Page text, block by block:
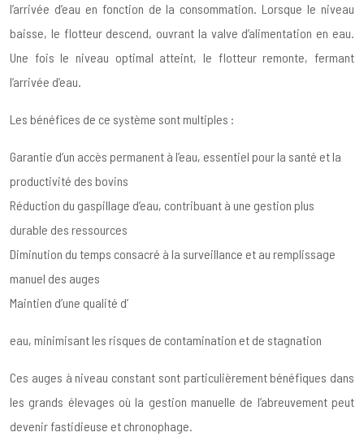
l’arrivée d’eau en fonction de la consommation. Lorsque le niveau
baisse, le flotteur descend, ouvrant la valve d’alimentation en eau.
Une fois le niveau optimal atteint, le flotteur remonte, fermant
l’arrivée d’eau.
Les bénéfices de ce système sont multiples :
Garantie d’un accès permanent à l’eau, essentiel pour la santé et la
productivité des bovins
Réduction du gaspillage d’eau, contribuant à une gestion plus
durable des ressources
Diminution du temps consacré à la surveillance et au remplissage
manuel des auges
Maintien d’une qualité d’
eau, minimisant les risques de contamination et de stagnation
Ces auges à niveau constant sont particulièrement bénéfiques dans
les grands élevages où la gestion manuelle de l’abreuvement peut
devenir fastidieuse et chronophage.